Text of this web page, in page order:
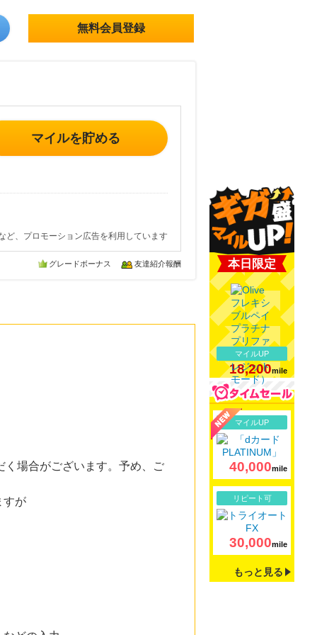
無料会員登録
マイルを貯める
ど、プロモーション広告を利用しています
グレードボーナス 友達紹介報酬
場合がございます。予め、ご
すが
本日限定
マイルUP
18,200mile
マイルUP
40,000mile
リピート可
30,000mile
もっと見る